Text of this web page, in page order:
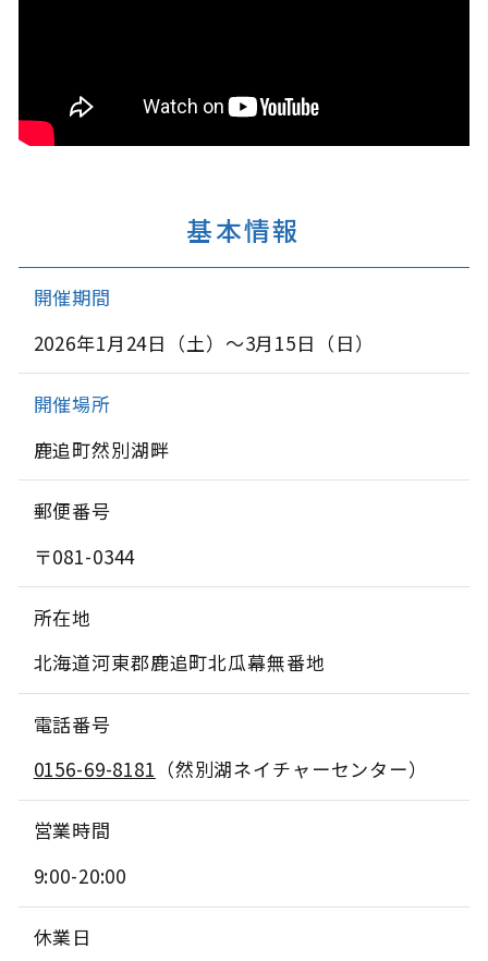
基本情報
開催期間
2026年1月24日（土）～3月15日（日）
開催場所
鹿追町然別湖畔
郵便番号
〒081-0344
所在地
北海道河東郡鹿追町北瓜幕無番地
電話番号
0156-69-8181 （然別湖ネイチャーセンター）
営業時間
9:00-20:00
休業日